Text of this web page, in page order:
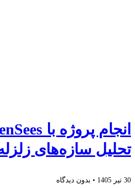
تحلیل سازه‌های
30 تیر 1405 بدون دیدگاه